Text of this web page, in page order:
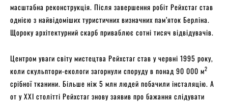
масштабна реконструкція. Після завершення робіт Рейхстаг став
однією з найвідоміших туристичних визначних пам’яток Берліна.
Щороку архітектурний скарб приваблює сотні тисяч відвідувачів.
Центром уваги світу мистецтва Рейхстаг став у червні 1995 року,
коли скульптори-екологи загорнули споруду в понад 90 000 м2
срібної тканини. Більше ніж 5 млн людей побачили інсталяцію. А
от у XXI столітті Рейхстаг знову заявив про бажання слідувати